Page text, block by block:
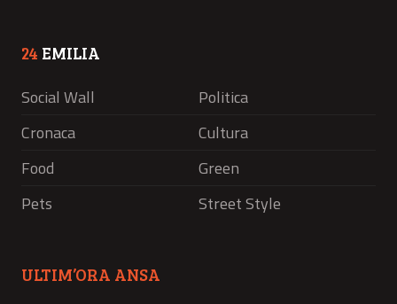
24 EMILIA
Social Wall
Politica
Cronaca
Cultura
Food
Green
Pets
Street Style
ULTIM’ORA ANSA